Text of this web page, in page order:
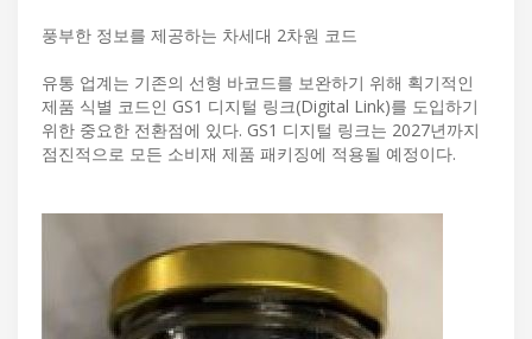
풍부한 정보를 제공하는 차세대 2차원 코드
유통 업계는 기존의 선형 바코드를 보완하기 위해 획기적인
제품 식별 코드인 GS1 디지털 링크(Digital Link)를 도입하기
위한 중요한 전환점에 있다. GS1 디지털 링크는 2027년까지
점진적으로 모든 소비재 제품 패키징에 적용될 예정이다.